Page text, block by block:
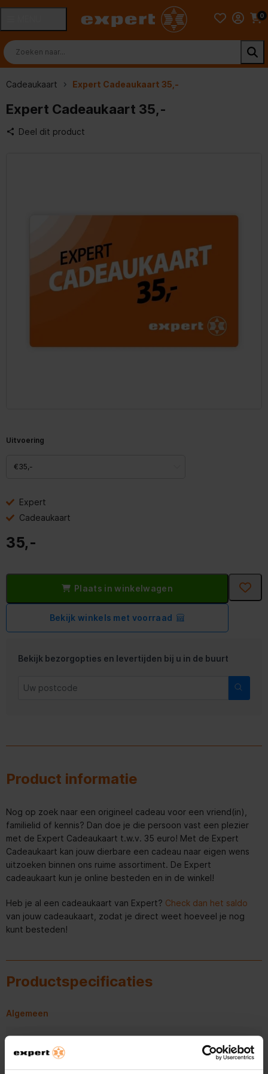
0
Cadeaukaart Expert Cadeaukaart 35,-
Expert Cadeaukaart 35,-
Deel dit product
Uitvoering
Expert
Cadeaukaart
35,-
Plaats in winkelwagen
Bekijk winkels met voorraad
Bekijk bezorgopties en levertijden bij u in de buurt
Product informatie
Nog op zoek naar een origineel cadeau voor een vriend(in),
familielid of kennis? Dan doe je die persoon vast een plezier
met de Expert Cadeaukaart t.w.v. 35 euro! Met de Expert
Cadeaukaart kan jouw dierbare een cadeau naar eigen wens
uitzoeken binnen ons ruime assortiment. De Expert
cadeaukaart kun je online besteden en in de winkel!
Heb je al een cadeaukaart van Expert? Check dan het saldo
van jouw cadeaukaart, zodat je direct weet hoeveel je nog
kunt besteden!
Productspecificaties
Algemeen